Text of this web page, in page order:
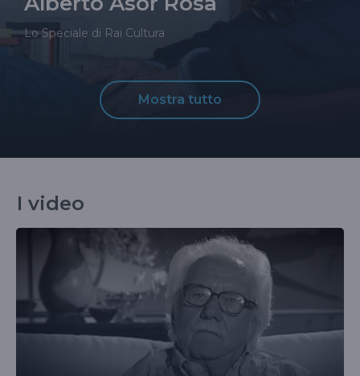
Lo Speciale di Rai Cultura
Mostra tutto
I video